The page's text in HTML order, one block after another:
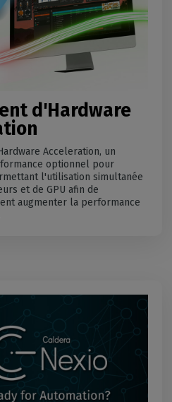
d'Hardware
Acceleration, un
optionnel pour
l'utilisation simultanée
et de GPU afin de
augmenter la performance